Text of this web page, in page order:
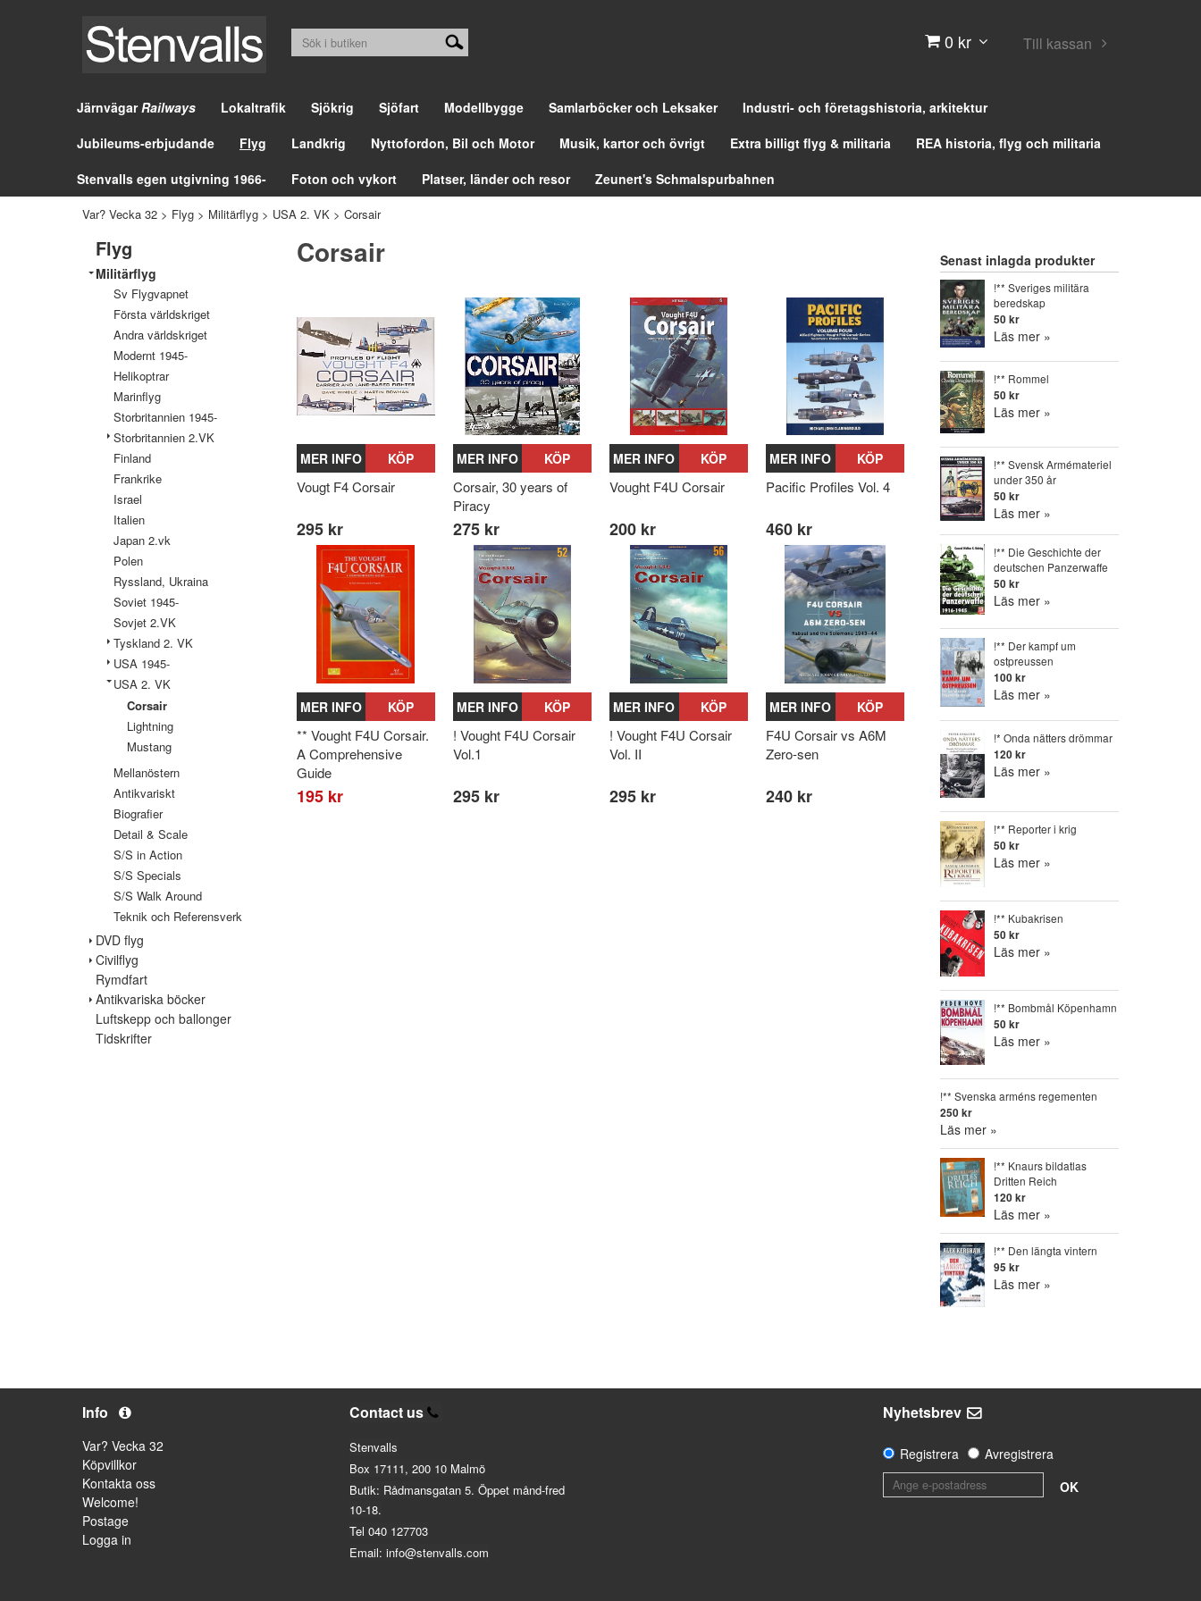
0 kr Till kassan
JärnvägarRailways Lokaltrafik Sjökrig Sjöfart Modellbygge Samlarböcker och Leksaker
Industri- och företagshistoria, arkitektur
Jubileums-erbjudande
Flyg Landkrig Nyttofordon, Bil och Motor Musik, kartor och övrigt Extra billigt flyg & militaria
REA historia, flyg och militaria
Stenvalls egen utgivning 1966-
Foton och vykort Platser, länder och resor Zeunert's Schmalspurbahnen
Var? Vecka 32 > Flyg > Militärflyg > USA 2. VK > Corsair
Flyg
Militärflyg
Sv Flygvapnet
Första världskriget
Andra världskriget
Modernt 1945-
Helikoptrar
Marinflyg
Storbritannien 1945-
Storbritannien 2.VK
Finland
Frankrike
Israel
Italien
Japan 2.vk
Polen
Ryssland, Ukraina
Soviet 1945-
Sovjet 2.VK
Tyskland 2. VK
USA 1945-
USA 2. VK
Corsair
Lightning
Mustang
Mellanöstern
Antikvariskt
Biografier
Detail & Scale
S/S in Action
S/S Specials
S/S Walk Around
Teknik och Referensverk
DVD flyg
Civilflyg
Rymdfart
Antikvariska böcker
Luftskepp och ballonger
Tidskrifter
Corsair
MER INFO KÖP
Vougt F4 Corsair
295 kr
MER INFO KÖP
Corsair, 30 years of
Piracy
275 kr
MER INFO KÖP
Vought F4U Corsair
200 kr
MER INFO KÖP
Pacific Profiles Vol. 4
460 kr
MER INFO KÖP
** Vought F4U Corsair.
A Comprehensive
Guide
195 kr
MER INFO KÖP
! Vought F4U Corsair
Vol.1
295 kr
MER INFO KÖP
! Vought F4U Corsair
Vol. II
295 kr
MER INFO KÖP
F4U Corsair vs A6M
Zero-sen
240 kr
Senast inlagda produkter
!** Sveriges militära
beredskap
50 kr
Läs mer »
!** Rommel
50 kr
Läs mer »
!** Svensk Armémateriel
under 350 år
50 kr
Läs mer »
!** Die Geschichte der
deutschen Panzerwaffe
50 kr
Läs mer »
!** Der kampf um
ostpreussen
100 kr
Läs mer »
!* Onda nätters drömmar
120 kr
Läs mer »
!** Reporter i krig
50 kr
Läs mer »
!** Kubakrisen
50 kr
Läs mer »
!** Bombmål Köpenhamn
50 kr
Läs mer »
!** Svenska arméns regementen
250 kr
Läs mer »
!** Knaurs bildatlas
Dritten Reich
120 kr
Läs mer »
!** Den längta vintern
95 kr
Läs mer »
Info
Var? Vecka 32
Köpvillkor
Kontakta oss
Welcome!
Postage
Logga in
Contact us
Stenvalls
Box 17111, 200 10 Malmö
Butik: Rådmansgatan 5. Öppet månd-fred
10-18.
Tel 040 127703
Email: info@stenvalls.com
Nyhetsbrev
Registrera
Avregistrera
OK